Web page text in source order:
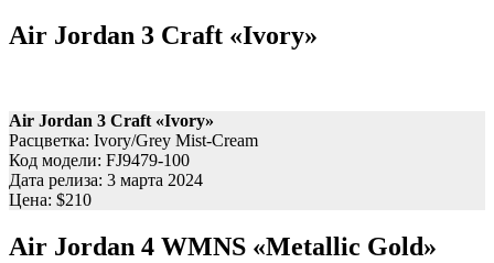
Air Jordan 3 Craft «Ivory»
Air Jordan 3 Craft «Ivory»
Расцветка: Ivory/Grey Mist-Cream
Код модели: FJ9479-100
Дата релиза: 3 марта 2024
Цена: $210
Air Jordan 4 WMNS «Metallic Gold»